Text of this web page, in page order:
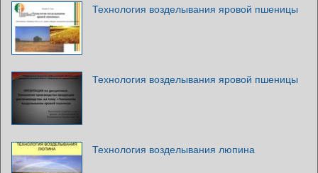
Технология возделывания яровой пшеницы
Технология возделывания яровой пшеницы
Технология возделывания люпина